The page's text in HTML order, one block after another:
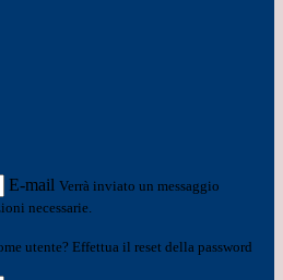
E-mail Verrà inviato un messaggio
necessarie.
utente? Effettua il reset della password